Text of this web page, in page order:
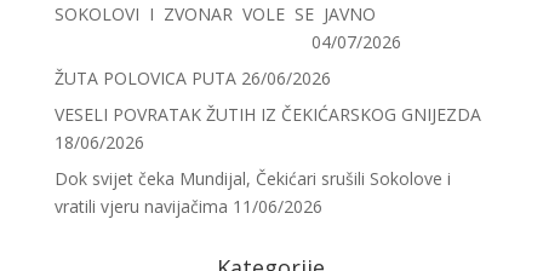
SOKOLOVI I ZVONAR VOLE SE JAVNO
04/07/2026
ŽUTA POLOVICA PUTA 26/06/2026
VESELI POVRATAK ŽUTIH IZ ČEKIĆARSKOG GNIJEZDA
18/06/2026
Dok svijet čeka Mundijal, Čekićari srušili Sokolove i
vratili vjeru navijačima 11/06/2026